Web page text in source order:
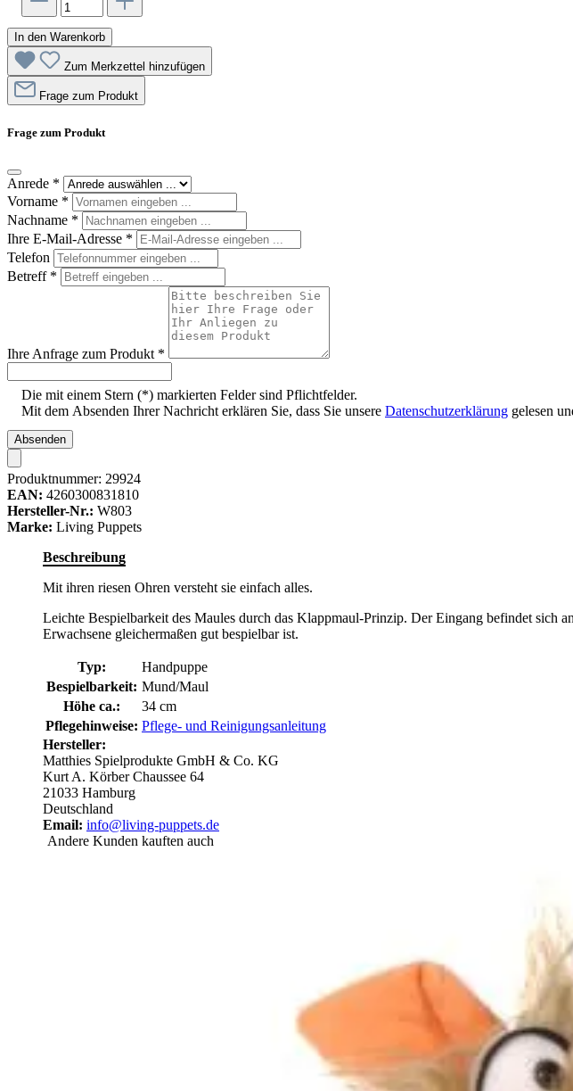
In den Warenkorb
Zum Merkzettel hinzufügen
Frage zum Produkt
Frage zum Produkt
Anrede *
Vorname *
Nachname *
Ihre E-Mail-Adresse *
Telefon
Betreff *
Ihre Anfrage zum Produkt *
Die mit einem Stern (*) markierten Felder sind Pflichtfelder.
Mit dem Absenden Ihrer Nachricht erklären Sie, dass Sie unsere Datenschutzerklärung gelesen
Absenden
Produktnummer: 29924
EAN: 4260300831810
Hersteller-Nr.: W803
Marke: Living Puppets
Beschreibung
Mit ihren riesen Ohren versteht sie einfach alles.
Leichte Bespielbarkeit des Maules durch das Klappmaul-Prinzip. Der Eingang befindet sich
Erwachsene gleichermaßen gut bespielbar ist.
Typ:
Handpuppe
Bespielbarkeit: Mund/Maul
Höhe ca.:
34 cm
Pflegehinweise: Pflege- und Reinigungsanleitung
Hersteller:
Matthies Spielprodukte GmbH & Co. KG
Kurt A. Körber Chaussee 64
21033 Hamburg
Deutschland
Email: info@living-puppets.de
Andere Kunden kauften auch